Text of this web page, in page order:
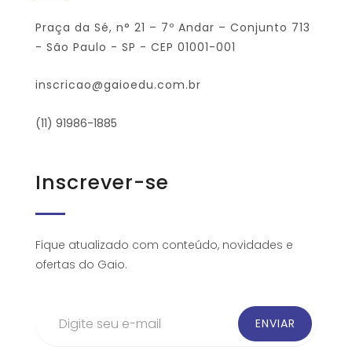
Praça da Sé, n° 21 – 7º Andar – Conjunto 713
- São Paulo - SP - CEP 01001-001
inscricao@gaioedu.com.br
(11) 91986-1885
Inscrever-se
Fique atualizado com conteúdo, novidades e
ofertas do Gaio.